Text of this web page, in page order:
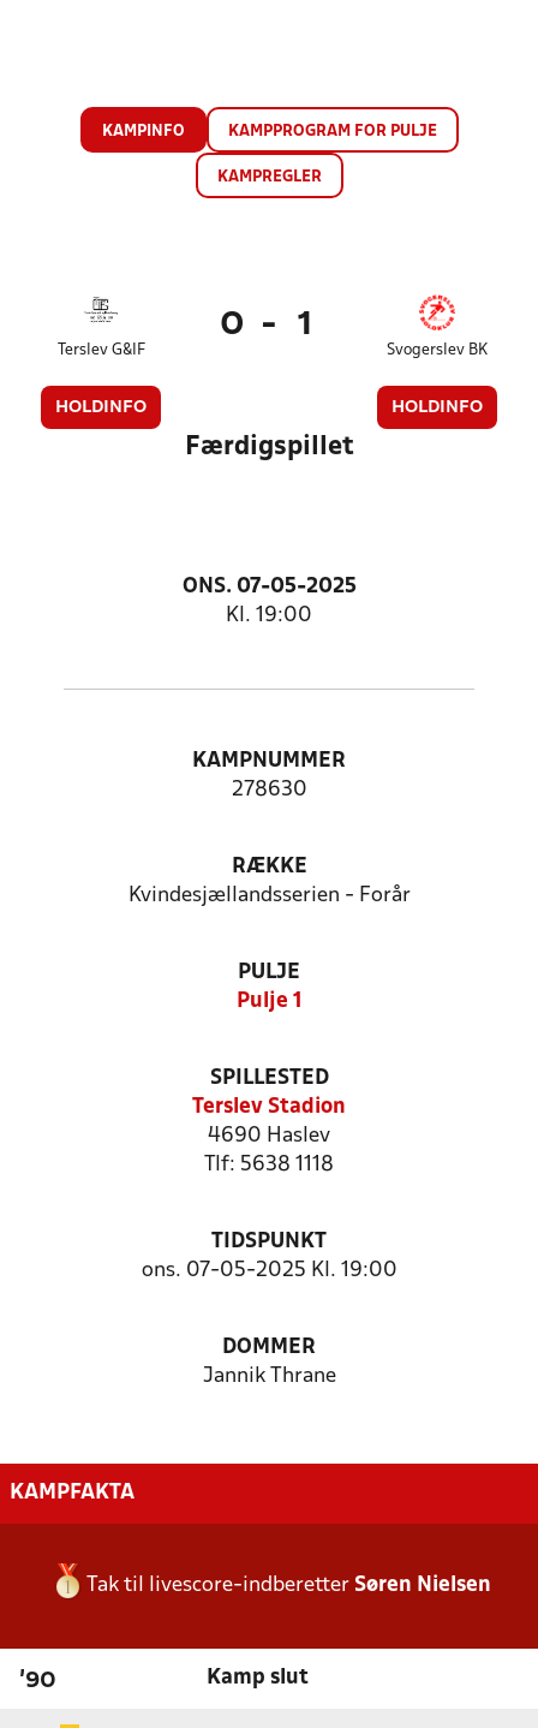
KAMPINFO KAMPPROGRAM FOR PULJE
KAMPREGLER
Terslev G&IF
HOLDINFO
0 - 1
Svogerslev BK
HOLDINFO
Færdigspillet
ONS. 07-05-2025
Kl. 19:00
KAMPNUMMER
278630
RÆKKE
Kvindesjællandsserien - Forår
PULJE
Pulje 1
SPILLESTED
Terslev Stadion
4690 Haslev
Tlf: 5638 1118
TIDSPUNKT
ons. 07-05-2025 Kl. 19:00
DOMMER
Jannik Thrane
KAMPFAKTA
Tak til livescore-indberetter Søren Nielsen
'90 Kamp slut